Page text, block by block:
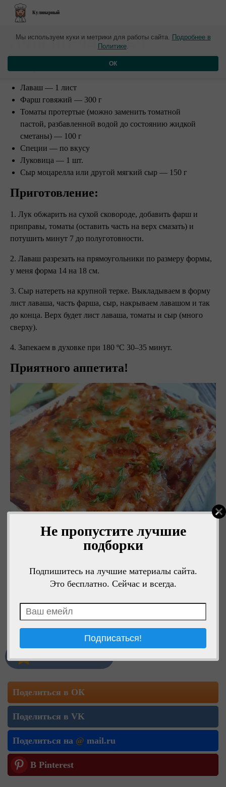
Не пропустите лучшие
подборки
Подпишитесь на лучшие материалы сайта.
Это бесплатно. Сейчас и всегда.
Кулинарный
​А-ля пп-лазанья
Лаваш — 1 лист
Фарш говяжий — 300 г
Томаты протертые (можно заменить томатной
пастой, разбавленной водой до состоянию жидкой
сметаны) — 100 г
Специи — по вкусу
Луковица — 1 шт.
Сыр моцарелла или другой мягкий сыр — 150 г
Приготовление: ⠀
1. Лук обжарить на сухой сковороде, добавить фарш и
приправы, томаты (оставить часть на верх смазать) и
потушить минут 7 до полуготовности.
2. Лаваш разрезать на прямоугольники по размеру формы,
у меня форма 14 на 18 см.
3. Сыр натереть на крупной терке. Выкладываем в форму
лист лаваша, часть фарша, сыр, накрываем лавашом и так
до конца. Верх будет лист лаваша, томаты и сыр (много
сверху).
4. Запекаем в духовке при 180 ºC 30–35 минут.
Приятного аппетита!
1
Поделиться в ОК
Поделиться в VK
Поделиться на @ mail.ru
В Pinterest
Мы используем куки и метрики для работы сайта. Подробнее в
Политике.
ОК